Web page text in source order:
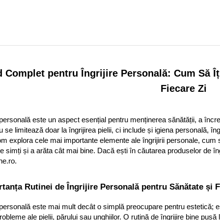
Complet pentru Îngrijire Personală: Cum Să
Fiecare Zi
este un aspect esențial pentru menținerea sănătății, a
se limitează doar la îngrijirea pielii, ci include și igiena personală,
explora cele mai importante elemente ale îngrijirii personale,
simți și a arăta cât mai bine. Dacă ești în căutarea produselor de
Rutinei de Îngrijire Personală pentru Sănătate și
este mai mult decât o simplă preocupare pentru estetică;
ale pielii, părului sau unghiilor. O rutină de îngrijire bine